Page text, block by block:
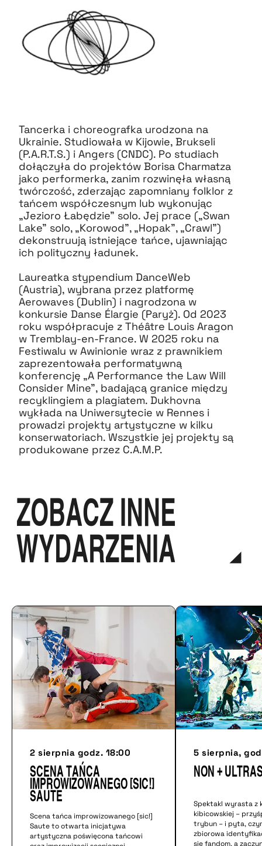
Tancerka i choreografka urodzona na
Ukrainie. Studiowała w Kijowie, Brukseli
(P.A.R.T.S.) i Angers (CNDC). Po studiach
dołączyła do projektów Borisa Charmatza
jako performerka, zanim rozwinęła własną
twórczość, zderzając zapomniany folklor z
tańcem współczesnym lub wykonując
„Jezioro Łabędzie” solo. Jej prace („Swan
Lake” solo, „Korowod”, „Hopak”, „Crawl”)
dekonstruują istniejące tańce, ujawniając
ich polityczny ładunek.
Laureatka stypendium DanceWeb
(Austria), wybrana przez platformę
Aerowaves (Dublin) i nagrodzona w
konkursie Danse Élargie (Paryż). Od 2023
roku współpracuje z Théâtre Louis Aragon
w Tremblay-en-France. W 2025 roku na
Festiwalu w Awinionie wraz z prawnikiem
zaprezentowała performatywną
konferencję „A Performance the Law Will
Consider Mine”, badającą granice między
recyklingiem a plagiatem. Dukhovna
wykłada na Uniwersytecie w Rennes i
prowadzi projekty artystyczne w kilku
konserwatoriach. Wszystkie jej projekty są
produkowane przez C.A.M.P.
ZOBACZ INNE
WYDARZENIA
2 sierpnia godz. 18:00
Scena tańca
improwizowanego [sic!]
Saute
Scena tańca improwizowanego [sic!]
Saute to otwarta inicjatywa
artystyczna poświęcona tańcowi
5 sierpnia,
NON +
Spektakl wyrasta z
kibicowskiej –
trybun – i pyta,
zbiorowa
się fandom, a